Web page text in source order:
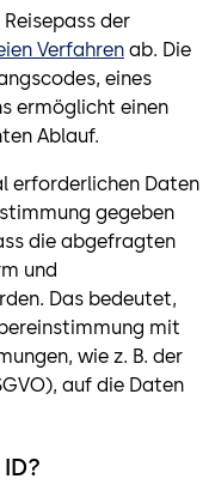
der
Verfahren ab. Die
eines
ermöglicht einen
Ablauf.
erforderlichen Daten
gegeben
die abgefragten
und
Das bedeutet,
mit
wie z. B. der
auf die Daten